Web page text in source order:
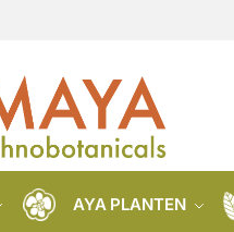
AYA PLANTEN